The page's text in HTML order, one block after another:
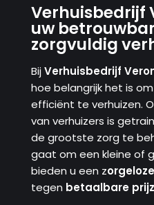
Verhuisbedrijf
uw
zorgvuldig
BijVerhuisbedrijf
hoe belangrijk het is
efficiënt te verhuizen.
van verhuizers is
de grootste zorg te
gaat om een ​​kleine of
bieden u een z
tegen betaalbare